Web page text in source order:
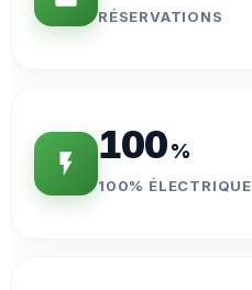
RÉSERVATIONS
100%
100% ÉLECTRIQUE